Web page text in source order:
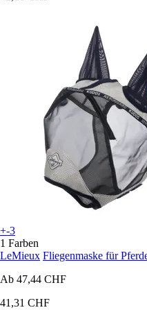
+-3
1 Farben
LeMieux Fliegenmaske für
Ab 47,44 CHF
41,31 CHF